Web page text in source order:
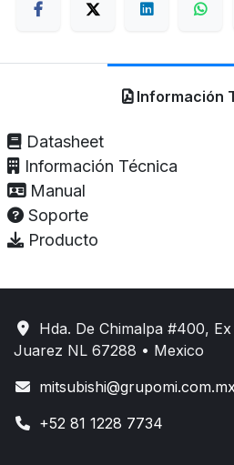
Información
Datasheet
Información Técnica
Manual
Soporte
Producto
Hda. De Chimalpa #400,
Juarez NL 67288 • Mexico
+52 81 1228 7734